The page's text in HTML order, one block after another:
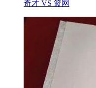
奇才 VS 篮网